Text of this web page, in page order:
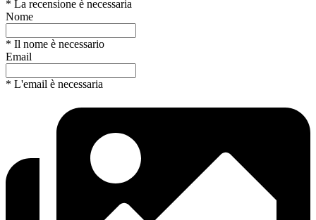
* La recensione è necessaria
Nome
* Il nome è necessario
Email
* L'email è necessaria